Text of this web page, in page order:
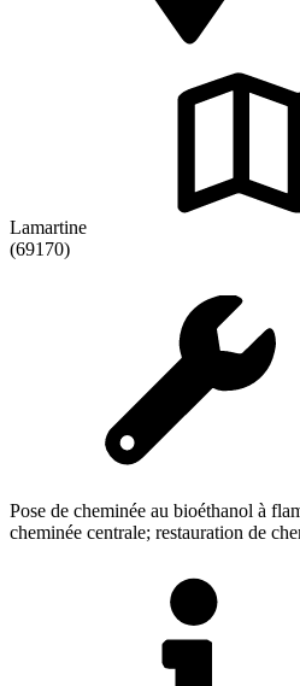
Lamartine
(69170)
Pose de cheminée au bioéthanol à
cheminée centrale; restauration de